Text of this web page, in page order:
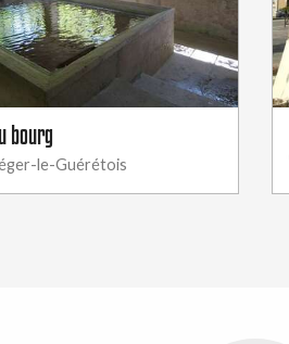
bourg
le-Guérétois